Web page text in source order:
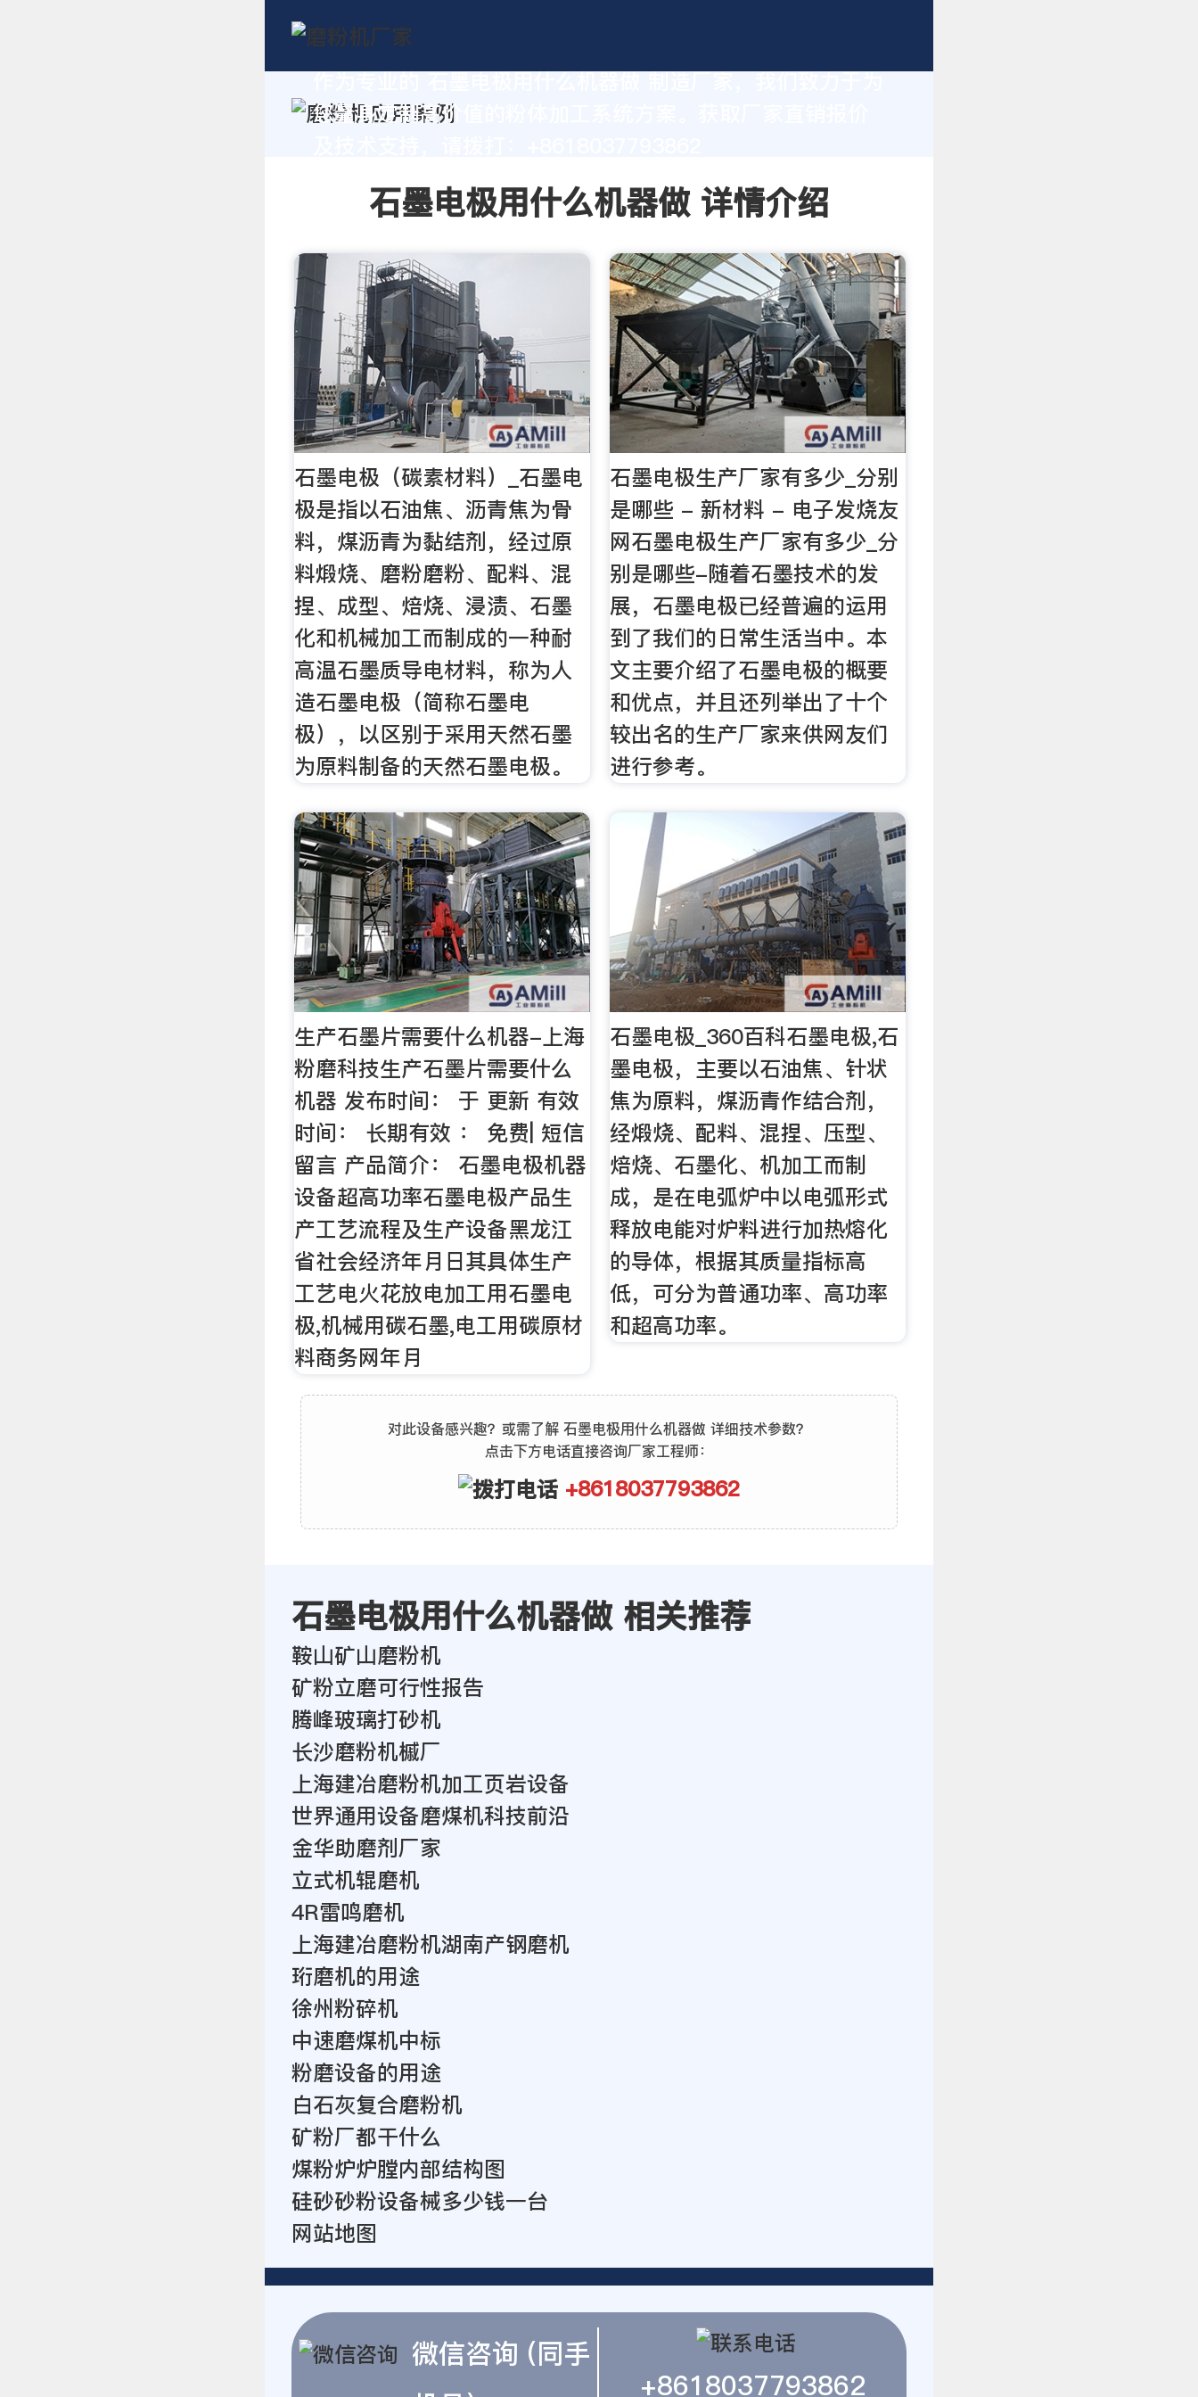
您量身定制高价值的粉体加工系统方案。获取厂家直销报价
石墨电极用什么机器做 详情介绍
石墨电极（碳素材料）_石墨电
极是指以石油焦、沥青焦为骨
料，煤沥青为黏结剂，经过原
料煅烧、磨粉磨粉、配料、混
捏、成型、焙烧、浸渍、石墨
化和机械加工而制成的一种耐
高温石墨质导电材料，称为人
造石墨电极（简称石墨电
极），以区别于采用天然石墨
为原料制备的天然石墨电极。
石墨电极生产厂家有多少_分别
是哪些 - 新材料 - 电子发烧友
网石墨电极生产厂家有多少_分
别是哪些-随着石墨技术的发
展，石墨电极已经普遍的运用
到了我们的日常生活当中。本
文主要介绍了石墨电极的概要
和优点，并且还列举出了十个
较出名的生产厂家来供网友们
进行参考。
生产石墨片需要什么机器-上海
粉磨科技生产石墨片需要什么
机器 发布时间： 于 更新 有效
时间： 长期有效 ： 免费| 短信
留言 产品简介： 石墨电极机器
设备超高功率石墨电极产品生
产工艺流程及生产设备黑龙江
省社会经济年月日其具体生产
工艺电火花放电加工用石墨电
极,机械用碳石墨,电工用碳原材
料商务网年月
石墨电极_360百科石墨电极,石
墨电极，主要以石油焦、针状
焦为原料，煤沥青作结合剂，
经煅烧、配料、混捏、压型、
焙烧、石墨化、机加工而制
成，是在电弧炉中以电弧形式
释放电能对炉料进行加热熔化
的导体，根据其质量指标高
低，可分为普通功率、高功率
和超高功率。
对此设备感兴趣？或需了解 石墨电极用什么机器做 详细技术参数？
点击下方电话直接咨询厂家工程师：
+8618037793862
石墨电极用什么机器做 相关推荐
鞍山矿山磨粉机
矿粉立磨可行性报告
腾峰玻璃打砂机
长沙磨粉机槭厂
上海建冶磨粉机加工页岩设备
世界通用设备磨煤机科技前沿
金华助磨剂厂家
立式机辊磨机
4R雷鸣磨机
上海建冶磨粉机湖南产钢磨机
珩磨机的用途
徐州粉碎机
中速磨煤机中标
粉磨设备的用途
白石灰复合磨粉机
矿粉厂都干什么
煤粉炉炉膛内部结构图
硅砂砂粉设备械多少钱一台
网站地图
微信咨询 (同手
+8618037793862